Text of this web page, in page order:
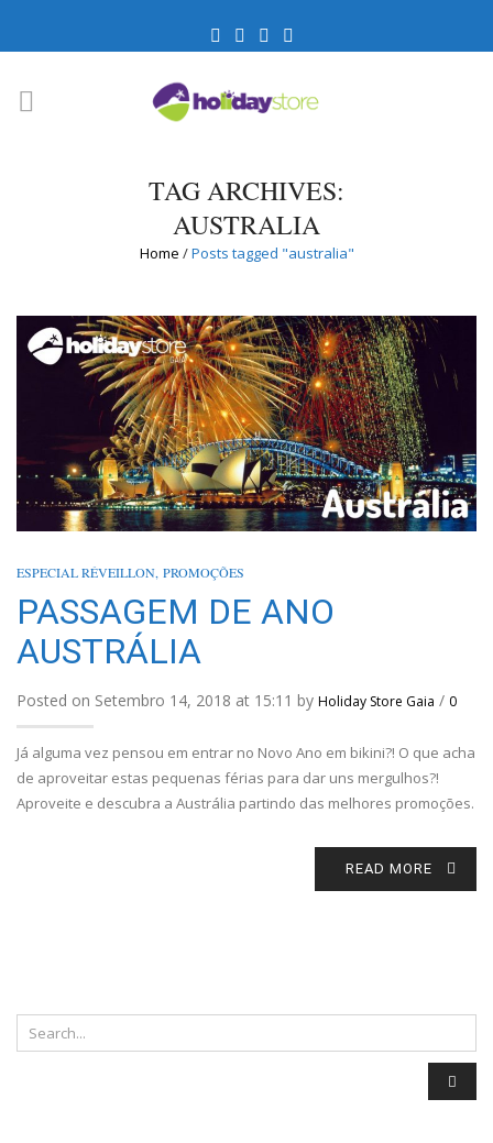
TAG ARCHIVES:
AUSTRALIA
Home /Posts tagged "australia"
ESPECIAL RÉVEILLON, PROMOÇÕES
PASSAGEM DE ANO
AUSTRÁLIA
Posted on Setembro 14, 2018 at 15:11 by Holiday Store Gaia / 0
Já alguma vez pensou em entrar no Novo Ano em bikini?! O que acha
de aproveitar estas pequenas férias para dar uns mergulhos?!
Aproveite e descubra a Austrália partindo das melhores promoções.
READ MORE